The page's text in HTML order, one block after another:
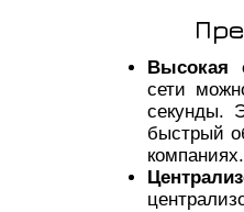
Высокая
сети
секунды.
быстрый
компаниях.